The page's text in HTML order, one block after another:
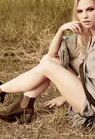
因为经常
实......